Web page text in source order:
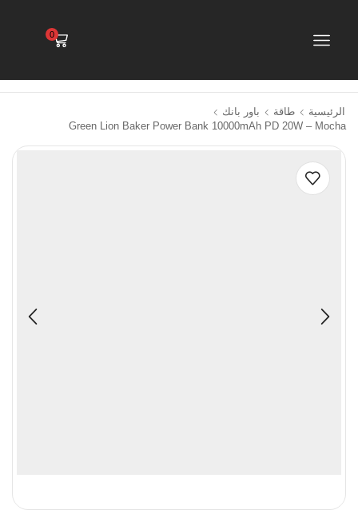
0
الرئيسية طاقة
باور بانك
Green Lion Baker Power Bank 10000mAh PD 20W – Mocha